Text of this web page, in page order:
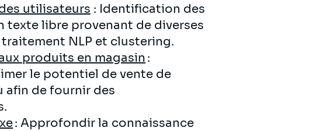
utilisateurs : Identification des
texte libre provenant de diverses
NLP et clustering.
produits en magasin :
le potentiel de vente de
afin de fournir des
: Approfondir la connaissance